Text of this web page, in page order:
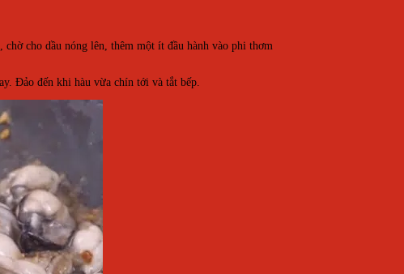
cho dầu nóng lên, thêm một ít đầu hành vào phi thơm
Đảo đến khi hàu vừa chín tới và tắt bếp.